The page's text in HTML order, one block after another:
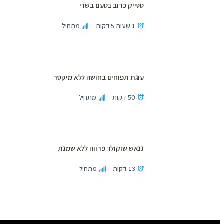
סטייק כרוב בטעם בשרי
1 שעות 5 דקות מתחיל
עוגת תפוחים בחושה ללא מיקסר
50 דקות מתחיל
גנאש שוקולד פרווה ללא שמנת
13 דקות מתחיל